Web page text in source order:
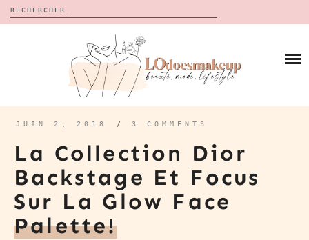
Rechercher :
CALENDRIERS DE L’AVENT
BON PLAN
À PROPOS
CONTACT
JUIN 2, 2018 / 3 COMMENTS
La Collection Dior
Backstage Et Focus
Sur La Glow Face
Palette!